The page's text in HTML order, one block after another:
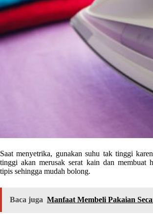
Saat menyetrika, gunakan suhu tak tinggi
tinggi akan merusak serat kain dan membuat
tipis sehingga mudah bolong.
Baca juga Manfaat Membeli Pakaian